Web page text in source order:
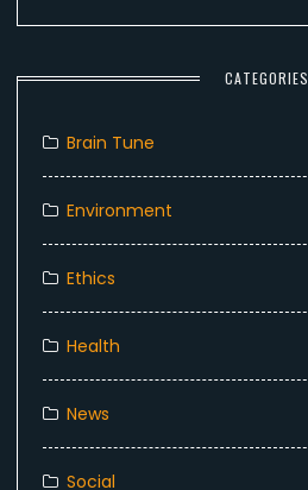
CATEGORIES
Brain Tune
Environment
Ethics
Health
News
Social